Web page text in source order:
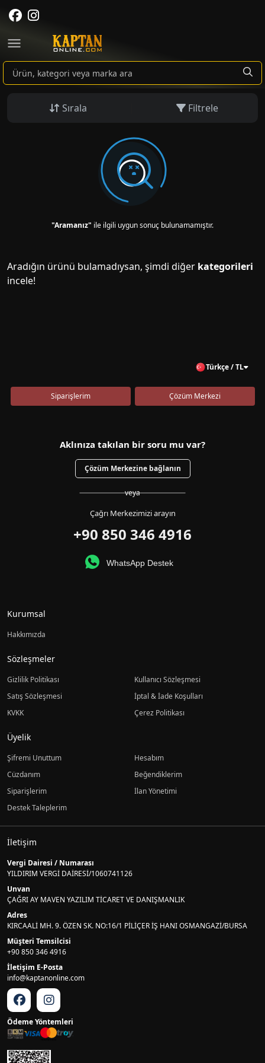
Sırala Filtrele
"Aramanız" ile ilgili uygun sonuç bulunamamıştır.
Aradığın ürünü bulamadıysan, şimdi diğer kategorileri
incele!
Türkçe / TL
Siparişlerim Çözüm Merkezi
Aklınıza takılan bir soru mu var?
Çözüm Merkezine bağlanın
veya
Çağrı Merkezimizi arayın
+90 850 346 4916
WhatsApp Destek
Kurumsal
Hakkımızda
Sözleşmeler
Gizlilik Politikası
Kullanıcı Sözleşmesi
Satış Sözleşmesi
İptal & İade Koşulları
KVKK
Çerez Politikası
Üyelik
Şifremi Unuttum
Hesabım
Cüzdanım
Beğendiklerim
Siparişlerim
İlan Yönetimi
Destek Taleplerim
İletişim
Vergi Dairesi / Numarası
YILDIRIM VERGİ DAİRESİ/1060741126
Unvan
ÇAĞRI AY MAVEN YAZILIM TİCARET VE DANIŞMANLIK
Adres
KIRCAALİ MH. 9. ÖZEN SK. NO:16/1 PİLİÇER İŞ HANI OSMANGAZİ/BURSA
Müşteri Temsilcisi
+90 850 346 4916
İletişim E-Posta
info@kaptanonline.com
Ödeme Yöntemleri